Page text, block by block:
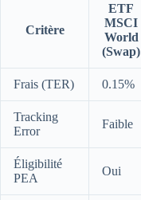
Critère
ETF
MSCI
World
(Swap)
Frais (TER) 0.15%
Tracking
Error
Faible
Éligibilité
PEA
Oui